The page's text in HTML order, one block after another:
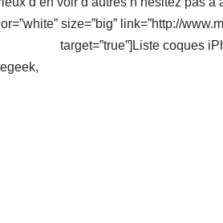
size=”big” link=”http://
target=”true”]Liste coques